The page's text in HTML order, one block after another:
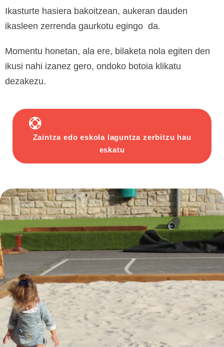
Ikasturte hasiera bakoitzean, aukeran dauden
ikasleen zerrenda gaurkotu egingo da.
Momentu honetan, ala ere, bilaketa nola egiten den
ikusi nahi izanez gero, ondoko botoia klikatu
dezakezu.
Zaintza edo eskola laguntza zerbitzu hau
eskatu